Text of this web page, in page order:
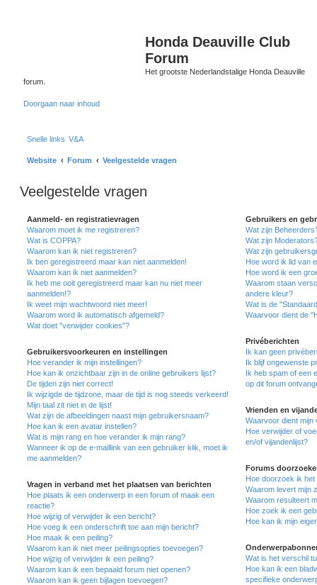
Honda Deauville Club
Forum
Het grootste Nederlandstalige Honda Deauville
forum.
Doorgaan naar inhoud
Snelle links V&A
Website Forum Veelgestelde vragen
Veelgestelde vragen
Aanmeld- en registratievragen
Waarom moet ik me registreren?
Wat is COPPA?
Waarom kan ik niet registreren?
Ik ben geregistreerd maar kan niet aanmelden!
Waarom kan ik niet aanmelden?
Ik heb me ooit geregistreerd maar kan nu niet meer
aanmelden!?
Ik weet mijn wachtwoord niet meer!
Waarom word ik automatisch afgemeld?
Wat doet "verwijder cookies"?
Gebruikersvoorkeuren en instellingen
Hoe verander ik mijn instellingen?
Hoe kan ik onzichtbaar zijn in de online gebruikers lijst?
De tijden zijn niet correct!
Ik wijzigde de tijdzone, maar de tijd is nog steeds verkeerd!
Mijn taal zit niet in de lijst!
Wat zijn de afbeeldingen naast mijn gebruikersnaam?
Hoe kan ik een avatar instellen?
Wat is mijn rang en hoe verander ik mijn rang?
Wanneer ik op de e-maillink van een gebruiker klik, moet ik
me aanmelden?
Vragen in verband met het plaatsen van berichten
Hoe plaats ik een onderwerp in een forum of maak een
reactie?
Hoe wijzig of verwijder ik een bericht?
Hoe voeg ik een onderschrift toe aan mijn bericht?
Hoe maak ik een peiling?
Waarom kan ik niet meer peilingsopties toevoegen?
Hoe wijzig of verwijder ik een peiling?
Waarom kan ik een bepaald forum niet openen?
Waarom kan ik geen bijlagen toevoegen?
Gebruikers en
Wat zijn
Wat zijn
Wat zijn
Hoe word ik lid van
Hoe word ik een
Waarom staan
andere kleur?
Wat is de
Waarvoor dient de
Privéberichten
Ik kan geen
Ik blijf ongewenste
Ik heb spam of een
op dit forum
Vrienden en
Waarvoor dient mijn
Hoe verwijder of
en/of vijandenlijst?
Forums
Hoe doorzoek ik het
Waarom levert mijn
Waarom resulteert
Hoe zoek ik een
Hoe kan ik mijn
Wat is het verschil
Hoe kan ik een
specifieke